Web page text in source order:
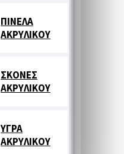
ΠΙΝΕΛΑ
ΑΚΡΥΛΙΚΟΥ
ΣΚΟΝΕΣ
ΑΚΡΥΛΙΚΟΥ
ΥΓΡΑ
ΑΚΡΥΛΙΚΟΥ